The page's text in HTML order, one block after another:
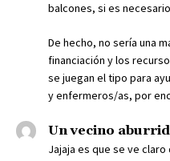
balcones, si es
De hecho, no sería una
financiación y los
se juegan el tipo para
y enfermeros/as, por
Un vecino
Jajaja es que se ve